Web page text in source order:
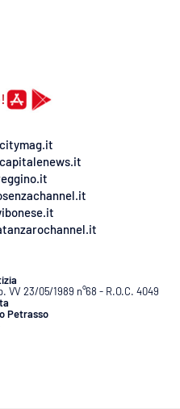
23/05/1989 n°68 - R.O.C. 4049
Petrasso